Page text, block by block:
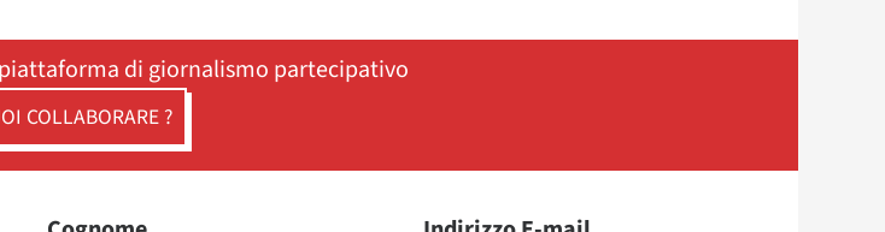
di giornalismo partecipativo
COLLABORARE ?